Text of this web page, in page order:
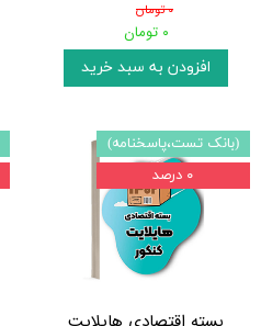
۰ تومان
۰ تومان
افزودن به سبد خرید
(بانک تست،پاسخنامه)
۰ درصد